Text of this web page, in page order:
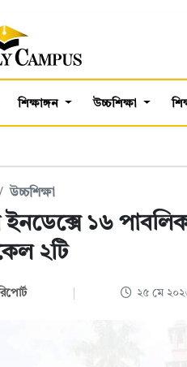
শিক্ষাঙ্গন উচ্চশিক্ষা
উচ্চশিক্ষা
ইনডেক্সে ১৬
২টি
২৫ মে